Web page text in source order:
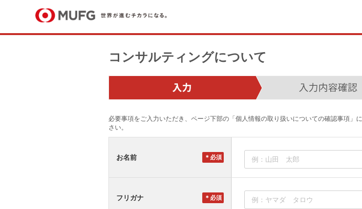
コンサルティングについて
必要事項をご入力いただき、ページ下部の「個人情報の取り扱いについての確認事項」
さい。
お名前 ＊
フリガナ ＊